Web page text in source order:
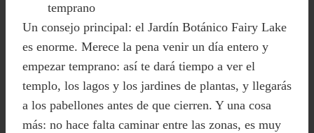
temprano
Un consejo principal: el Jardín Botánico Fairy Lake
es enorme. Merece la pena venir un día entero y
empezar temprano: así te dará tiempo a ver el
templo, los lagos y los jardines de plantas, y llegarás
a los pabellones antes de que cierren. Y una cosa
más: no hace falta caminar entre las zonas, es muy